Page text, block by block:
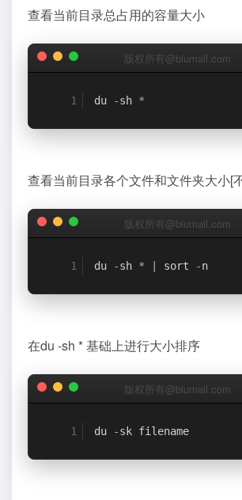
查看当前目录总占用的容量大小
版权所有@biumall.com
du -sh *
查看当前目录各个文件和文件夹大小[
版权所有@biumall.com
du -sh * sort -n
在du -sh * 基础上进行大小排序
版权所有@biumall.com
du -sk filename